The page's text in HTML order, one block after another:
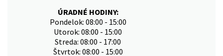
ÚRADNÉ HODINY:
Pondelok: 08:00 - 15:00
Utorok: 08:00 - 15:00
Streda: 08:00 - 17:00
Štvrtok: 08:00 - 15:00